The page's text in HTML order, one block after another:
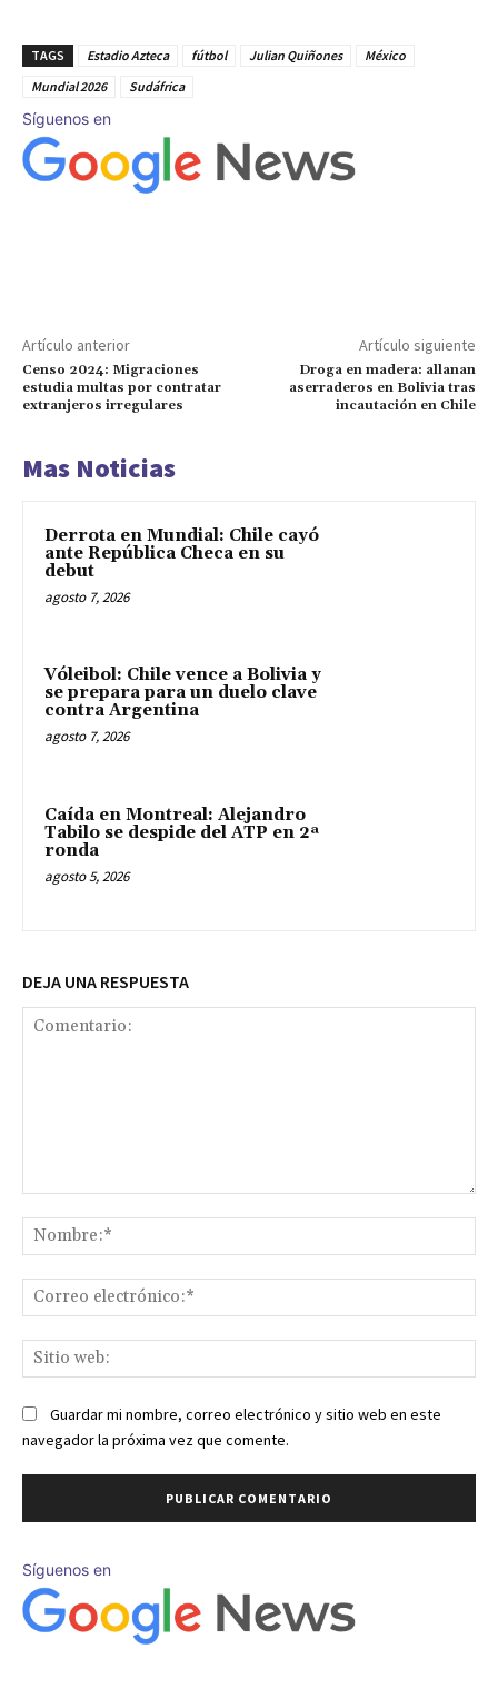
TAGS Estadio Azteca fútbol Julian Quiñones
México
Mundial 2026
Sudáfrica
Síguenos en
Artículo anterior
Censo 2024: Migraciones
estudia multas por contratar
extranjeros irregulares
Artículo siguiente
Droga en madera: allanan
aserraderos en Bolivia tras
incautación en Chile
Mas Noticias
Derrota en Mundial: Chile cayó
ante República Checa en su
debut
agosto 7, 2026
Vóleibol: Chile vence a Bolivia y
se prepara para un duelo clave
contra Argentina
agosto 7, 2026
Caída en Montreal: Alejandro
Tabilo se despide del ATP en 2ª
ronda
agosto 5, 2026
DEJA UNA RESPUESTA
Guardar mi nombre, correo electrónico y sitio web en este
navegador la próxima vez que comente.
Síguenos en